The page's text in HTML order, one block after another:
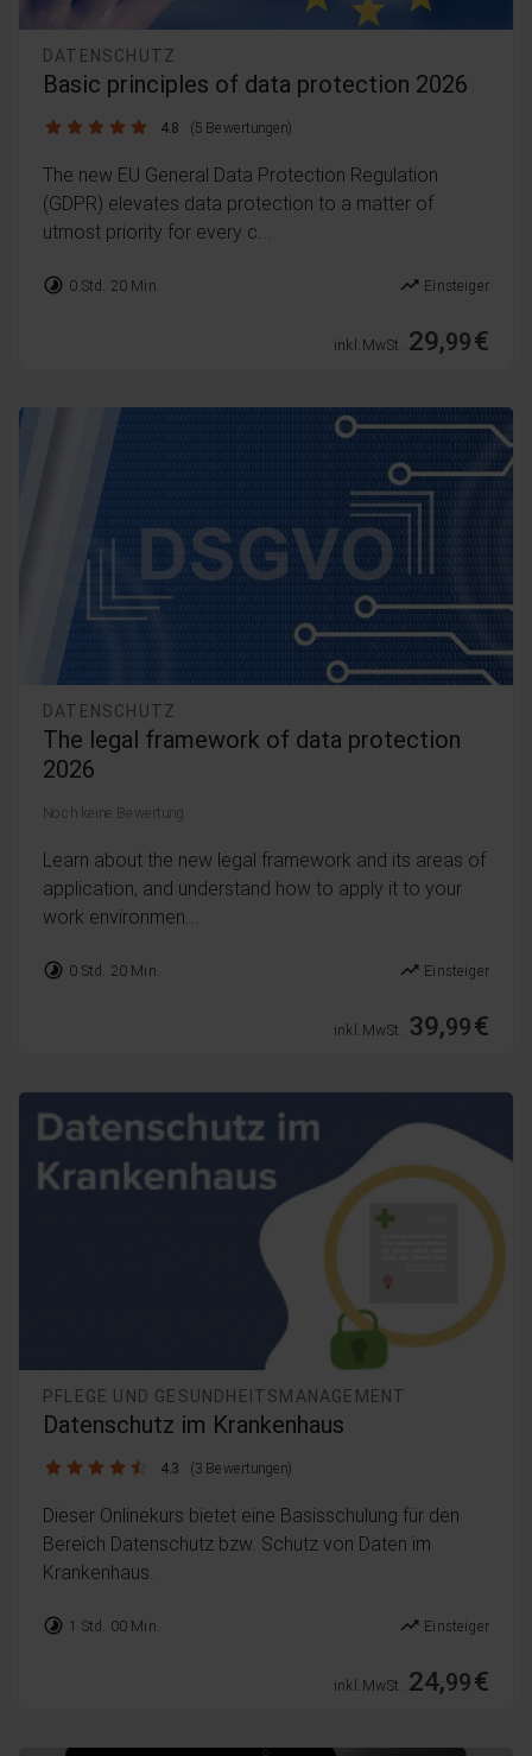
DATENSCHUTZ
Basic principles of data protection 2026
4.8 / 5 4.8 (5 Bewertungen)
The new EU General Data Protection Regulation
(GDPR) elevates data protection to a matter of
utmost priority for every c...
timelapse 0 Std. 20 Min. trending_up Einsteiger
inkl. MwSt. 29,99€
DATENSCHUTZ
The legal framework of data protection
2026
Noch keine Bewertung
Learn about the new legal framework and its areas of
application, and understand how to apply it to your
work environmen...
timelapse 0 Std. 20 Min. trending_up Einsteiger
inkl. MwSt. 39,99€
PFLEGE UND GESUNDHEITSMANAGEMENT
Datenschutz im Krankenhaus
4.3 / 5 4.3 (3 Bewertungen)
Dieser Onlinekurs bietet eine Basisschulung für den
Bereich Datenschutz bzw. Schutz von Daten im
Krankenhaus.
timelapse 1 Std. 00 Min. trending_up Einsteiger
inkl. MwSt. 24,99€